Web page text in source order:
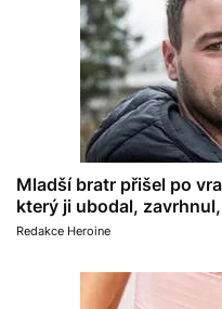
Mladší bratr přišel po
který ji ubodal,
Redakce Heroine